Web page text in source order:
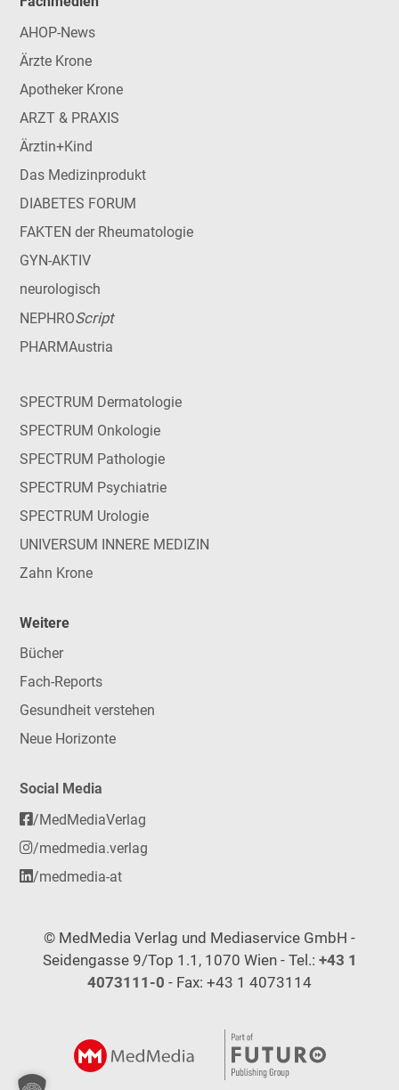
AHOP-News
Ärzte Krone
Apotheker Krone
ARZT & PRAXIS
Ärztin+Kind
Das Medizinprodukt
DIABETES FORUM
FAKTEN der Rheumatologie
GYN-AKTIV
neurologisch
NEPHROScript
PHARMAustria
SPECTRUM Dermatologie
SPECTRUM Onkologie
SPECTRUM Pathologie
SPECTRUM Psychiatrie
SPECTRUM Urologie
UNIVERSUM INNERE MEDIZIN
Zahn Krone
Weitere
Bücher
Fach-Reports
Gesundheit verstehen
Neue Horizonte
Social Media
/MedMediaVerlag
/medmedia.verlag
/medmedia-at
© MedMedia Verlag und Mediaservice GmbH -
Seidengasse 9/Top 1.1, 1070 Wien - Tel.: +43 1
4073111-0 - Fax: +43 1 4073114